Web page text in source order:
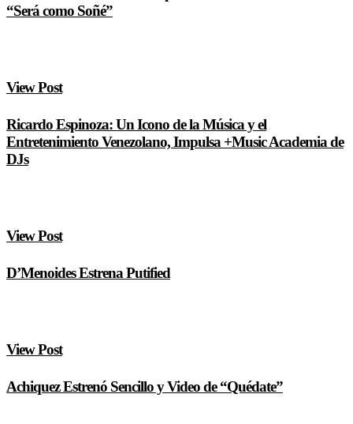
“Será como Soñé”
View Post
Ricardo Espinoza: Un Icono de la Música y el
Entretenimiento Venezolano, Impulsa +Music Academia de
DJs
View Post
D’Menoides Estrena Putified
View Post
Achiquez Estrenó Sencillo y Video de “Quédate”